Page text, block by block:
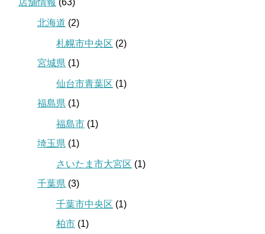
店舗情報 (63)
北海道 (2)
札幌市中央区 (2)
宮城県 (1)
仙台市青葉区 (1)
福島県 (1)
福島市 (1)
埼玉県 (1)
さいたま市大宮区 (1)
千葉県 (3)
千葉市中央区 (1)
柏市 (1)